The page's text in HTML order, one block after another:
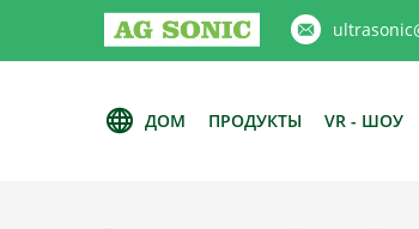
ДОМ ПРОДУКТЫ VR - ШОУ